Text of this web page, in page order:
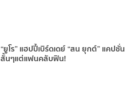
“ยูโร” แฮปปี้เบิร์ดเดย์ “สน ยุกต์” แคปชั่น
สั้นๆแต่แฟนคลับฟิน!